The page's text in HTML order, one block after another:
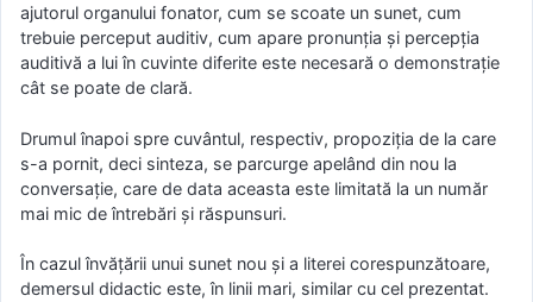
ajutorul organului fonator, cum se scoate un sunet, cum
trebuie perceput auditiv, cum apare pronunţia şi percepţia
auditivă a lui în cuvinte diferite este necesară o demonstraţie
cât se poate de clară.
Drumul înapoi spre cuvântul, respectiv, propoziţia de la care
s-a pornit, deci sinteza, se parcurge apelând din nou la
conversaţie, care de data aceasta este limitată la un număr
mai mic de întrebări şi răspunsuri.
În cazul învăţării unui sunet nou şi a literei corespunzătoare,
demersul didactic este, în linii mari, similar cu cel prezentat.